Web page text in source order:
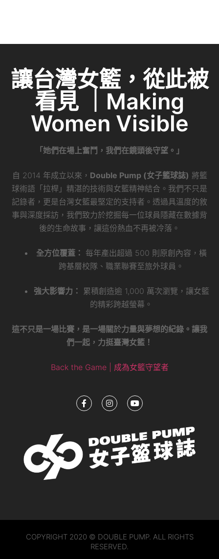
讓台灣女籃，從此被
看見 ｜Making
Women Visible
「她們在場上奮鬥，我們在鏡頭後守望。」
自 2014 年成立以來， Double Pump (女子籃球誌) 將籃
球術語「拉桿」精湛的技術與女籃精神結合。我們不只是
記錄者，更是台灣女籃最堅定的支持者。透過具溫度的敘
事與深度採訪，我們致力於挖掘每一位球員隱藏在數據背
後的生命故事，讓這份熱血不再被冷落。
全方位覆蓋： 每年產出超過 500 則原創內容，橫
跨基層校隊、職業聯賽至旅外球員。
強大影響力：
累積創造逾 1,000 萬次瀏覽，讓女籃
的精彩跨越螢幕。
這不只是一場比賽，是一場關於力量與夢想的紀錄。讓我
們一起，力挺臺灣女籃！
Back the Game | 成為女籃守望者
COPYRIGHT 2020 © DOUBLE PUMP. ALL RIGHTS
RESERVED.